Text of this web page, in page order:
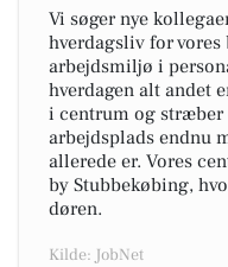
Vi søger nye
hverdagsliv for vores
arbejdsmiljø i
hverdagen alt andet
i centrum og stræber
arbejdsplads endnu
allerede er. Vores
by Stubbekøbing,
døren.
Kilde: JobNet